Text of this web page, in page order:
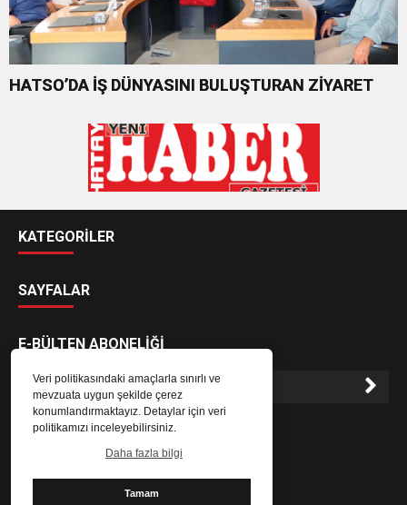
Veri politikasındaki amaçlarla sınırlı ve
mevzuata uygun şekilde çerez
konumlandırmaktayız. Detaylar için veri
politikamızı inceleyebilirsiniz.
Daha fazla bilgi
Tamam
HATSO’DA İŞ DÜNYASINI BULUŞTURAN ZİYARET
KATEGORİLER
SAYFALAR
E-BÜLTEN ABONELİĞİ
E-Bülten aboneliği ile haberlere daha hızlı erişin.